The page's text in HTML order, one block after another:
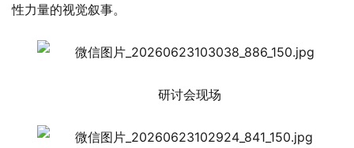
性力量的视觉叙事。
研讨会现场